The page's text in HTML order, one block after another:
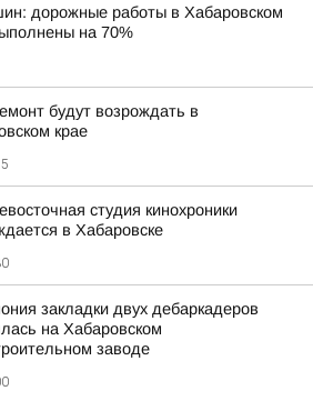
дорожные работы в Хабаровском
на 70%
будут возрождать в
крае
студия кинохроники
в Хабаровске
закладки двух дебаркадеров
на Хабаровском
заводе